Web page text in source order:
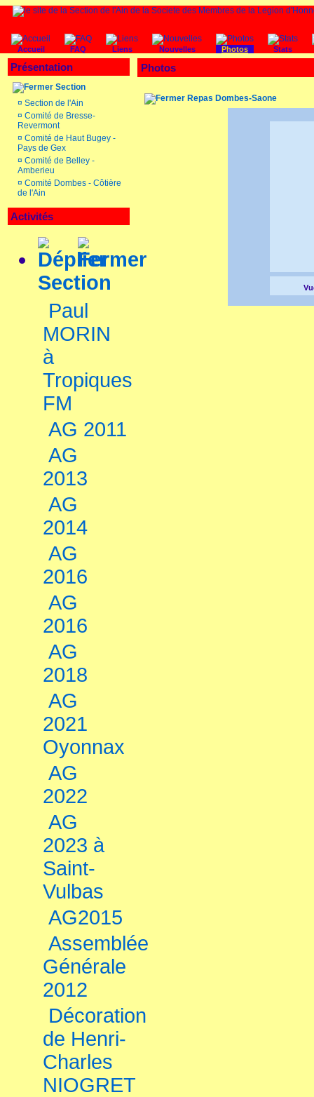
Accueil FAQ Liens Nouvelles Photos Stats
Présentation
Section
¤ Section de l'Ain
¤ Comité de Bresse-
Revermont
¤ Comité de Haut Bugey -
Pays de Gex
¤ Comité de Belley -
Amberieu
¤ Comité Dombes - Côtière
de l'Ain
Activités
Section
Paul
MORIN
à
Tropiques
FM
AG 2011
AG
2013
AG
2014
AG
2016
AG
2016
AG
2018
AG
2021
Oyonnax
AG
2022
AG
2023 à
Saint-
Vulbas
AG2015
Assemblée
Générale
2012
Décoration
de Henri-
Charles
NIOGRET
Photos
Repas Dombes-Saone